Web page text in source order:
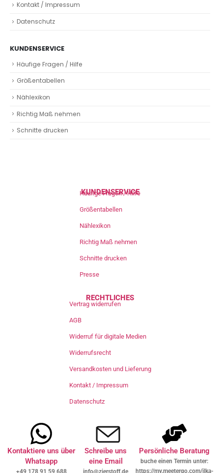
Kontakt / Impressum
Datenschutz
KUNDENSERVICE
Häufige Fragen / Hilfe
Größentabellen
Nählexikon
Richtig Maß nehmen
Schnitte drucken
KUNDENSERVICE
Häufige Fragen / Hilfe
Größentabellen
Nählexikon
Richtig Maß nehmen
Schnitte drucken
Presse
RECHTLICHES
Vertrag widerrufen
AGB
Widerruf für digitale Medien
Widerrufsrecht
Versandkosten und Lieferung
Kontakt / Impressum
Datenschutz
Kontaktiere uns über
Whatsapp
+49 178 91 59 688
Schreibe uns
eine Email
info@zierstoff.de
Persönliche Beratung
buche einen Termin unter:
https://my.meetergo.com/ilka-